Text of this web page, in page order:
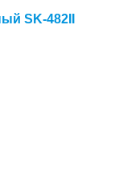
SK-482II